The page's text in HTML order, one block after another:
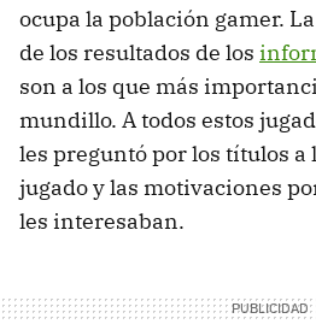
ocupa la población gamer.
de los resultados de los
son a los que más
mundillo. A todos estos
les preguntó por los títulos a
jugado y las motivaciones
les interesaban.